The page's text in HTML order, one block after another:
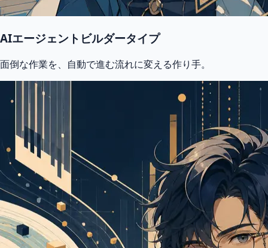
AIエージェントビルダータイプ
面倒な作業を、自動で進む流れに変える作り手。